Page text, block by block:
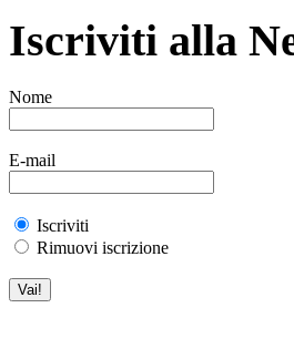
Iscriviti alla
Nome
E-mail
Iscriviti
Rimuovi iscrizione